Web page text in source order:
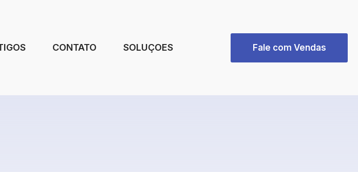
CONTATO SOLUÇOES Fale com Vendas